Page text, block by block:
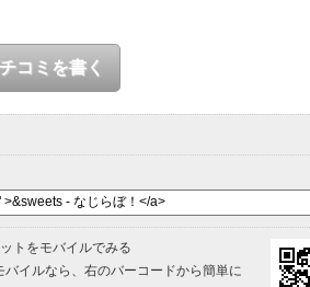
コミを書く
トをモバイルでみる
バイルなら、右のバーコードから簡単に